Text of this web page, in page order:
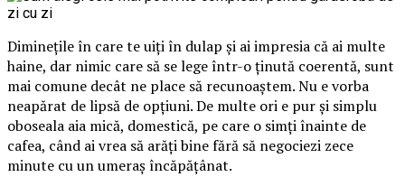
Diminețile în care te uiți în dulap și ai impresia că ai multe
haine, dar nimic care să se lege într-o ținută coerentă, sunt
mai comune decât ne place să recunoaștem. Nu e vorba
neapărat de lipsă de opțiuni. De multe ori e pur și simplu
oboseala aia mică, domestică, pe care o simți înainte de
cafea, când ai vrea să arăți bine fără să negociezi zece
minute cu un umeraș încăpățânat.